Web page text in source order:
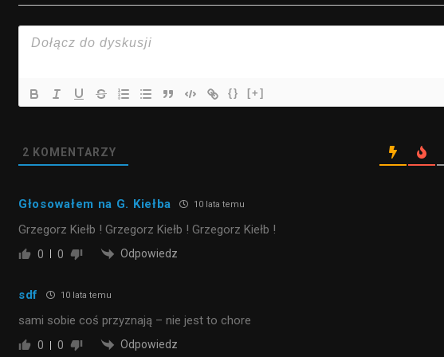
{} [+]
2 KOMENTARZY
Głosowałem na G. Kiełba 10 lata temu
Grzegorz Kiełb ! Grzegorz Kiełb ! Grzegorz Kiełb !
0 0 Odpowiedz
sdf 10 lata temu
sami sobie coś przyznają – nie jest to chore
0 0 Odpowiedz